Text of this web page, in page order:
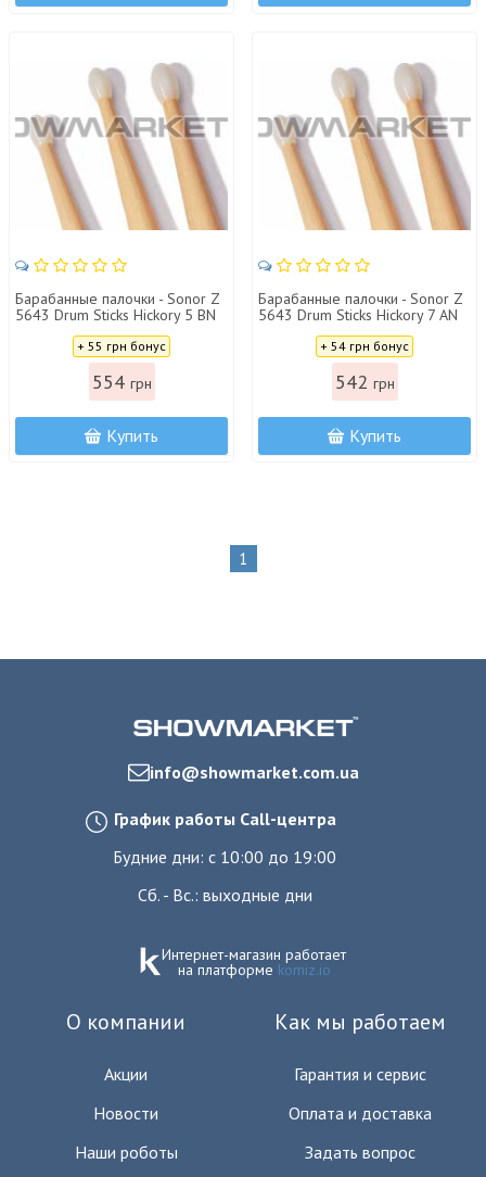
Барабанные палочки - Sonor Z
5643 Drum Sticks Hickory 5 BN
+ 55 грн бонус
554 грн
Купить
Барабанные палочки - Sonor Z
5643 Drum Sticks Hickory 7 AN
+ 54 грн бонус
542 грн
Купить
1
info@showmarket.com.ua
График работы Call-центра
Будние дни: с 10:00 до 19:00
Сб. - Вс.: выходные дни
Интернет-магазин работает
на платформе komiz.io
О компании
Акции
Новости
Наши роботы
Как мы работаем
Гарантия и сервис
Оплата и доставка
Задать вопрос